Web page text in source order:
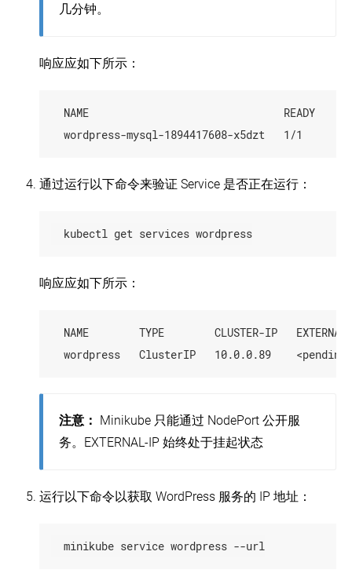
几分钟。
响应应如下所示：
NAME                               READY
通过运行以下命令来验证 Service 是否正在运行：
  kubectl get services wordpress
响应应如下所示：
NAME        TYPE        CLUSTER-IP
注意： Minikube 只能通过 NodePort 公开服
务。EXTERNAL-IP 始终处于挂起状态
运行以下命令以获取 WordPress 服务的 IP 地址：
  minikube service wordpress --url